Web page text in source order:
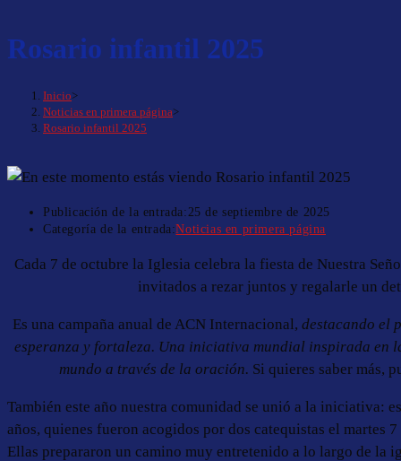
Rosario infantil 2025
Inicio>
Noticias en primera página>
Rosario infantil 2025
Publicación de la entrada: 25 de septiembre de 2025
Categoría de la entrada:Noticias en primera página
Cada 7 de octubre la Iglesia celebra la fiesta de Nuestra
invitados a rezar juntos y regalarle un
Es una campaña anual de ACN Internacional, destacando el
esperanza y fortaleza. Una iniciativa mundial inspirada en
mundo a través de la oración. Si quieres saber más,
También este año nuestra comunidad se unió a la iniciativa:
años, quienes fueron acogidos por dos catequistas el martes
Ellas prepararon un camino muy entretenido a lo largo de la